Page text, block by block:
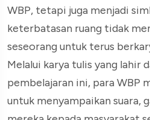
WBP, tetapi juga menjadi
keterbatasan ruang tidak
seseorang untuk terus
Melalui karya tulis yang lahir
pembelajaran ini, para WBP
untuk menyampaikan suara,